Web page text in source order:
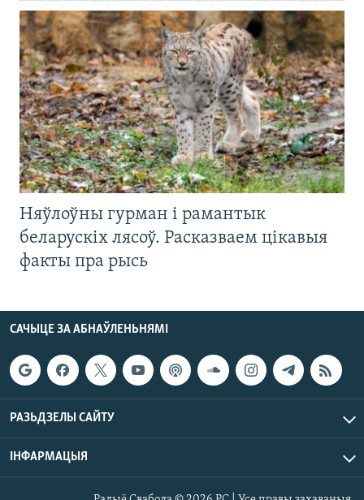
Няўлоўны гурман і рамантык
беларускіх лясоў. Расказваем цікавыя
факты пра рысь
САЧЫЦЕ ЗА АБНАЎЛЕНЬНЯМІ
РАЗЬДЗЕЛЫ САЙТУ
ІНФАРМАЦЫЯ